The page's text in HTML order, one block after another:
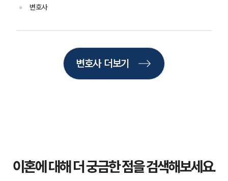
업무분야
업무
이혼전문변호사
변호사
변호사 더보기
이혼에 대해 더 궁금한 점을 검색해보세요.